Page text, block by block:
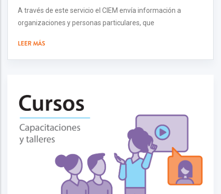
A través de este servicio el CIEM envía información a
organizaciones y personas particulares, que
LEER MÁS